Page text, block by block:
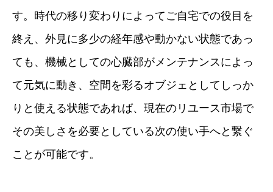
す。時代の移り変わりによってご自宅での役目を
終え、外見に多少の経年感や動かない状態であっ
ても、機械としての心臓部がメンテナンスによっ
て元気に動き、空間を彩るオブジェとしてしっか
りと使える状態であれば、現在のリユース市場で
その美しさを必要としている次の使い手へと繋ぐ
ことが可能です。